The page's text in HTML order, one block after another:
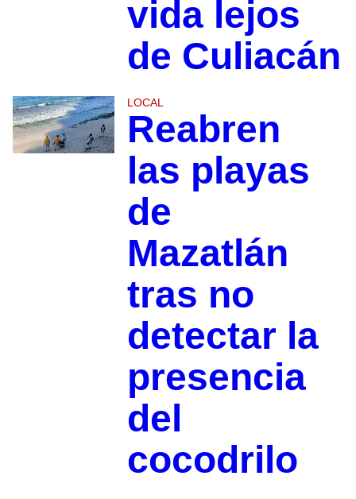
vida lejos
de Culiacán
LOCAL
Reabren
las playas
de
Mazatlán
tras no
detectar la
presencia
del
cocodrilo